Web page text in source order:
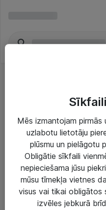
Risinājumi &
IT serviss un atbalsts
IT infrastruktūra
Darba vietu IT risinājumi
Mēs izmantojam pirmās
uzlabotu lietotāju
plūsmu un pielāgotu
Obligātie sīkfaili
nepieciešama jūsu
mūsu tīmekļa vietnes
visus vai tikai obligātos
izvēles jebkurā